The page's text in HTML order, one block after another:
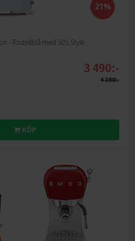
21%
- Pastellblå med 50's Style
3 490:-
4 390:-
KÖP